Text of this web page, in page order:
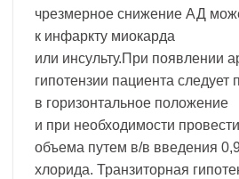
чрезмерное снижение АД
к инфаркту миокарда
или инсульту.При появлении
гипотензии пациента следует
в горизонтальное положение
и при необходимости
объема путем в/в введения
хлорида. Транзиторная